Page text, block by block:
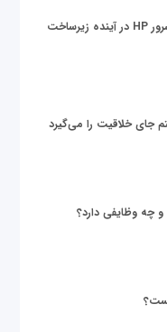
زیر پوست دنیای داده؛ نقش سرور HP در آینده زیرساخت
جای خلاقیت را می‌گیرد
چه وظایفی دارد؟